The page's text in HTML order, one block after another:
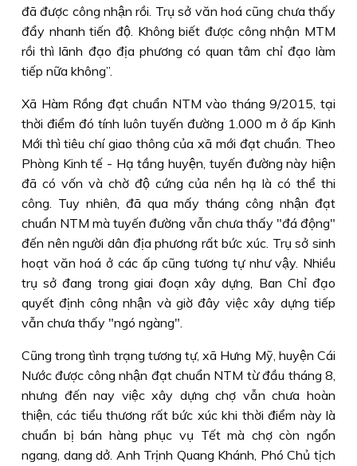
đã được công nhận rồi. Trụ sở văn hoá cũng chưa thấy
đẩy nhanh tiến độ. Không biết được công nhận MTM
rồi thì lãnh đạo địa phương có quan tâm chỉ đạo làm
tiếp nữa không”.
Xã Hàm Rồng đạt chuẩn NTM vào tháng 9/2015, tại
thời điểm đó tính luôn tuyến đường 1.000 m ở ấp Kinh
Mới thì tiêu chí giao thông của xã mới đạt chuẩn. Theo
Phòng Kinh tế - Hạ tầng huyện, tuyến đường này hiện
đã có vốn và chờ độ cứng của nền hạ là có thể thi
công. Tuy nhiên, đã qua mấy tháng công nhận đạt
chuẩn NTM mà tuyến đường vẫn chưa thấy "đá động"
đến nên người dân địa phương rất bức xúc. Trụ sở sinh
hoạt văn hoá ở các ấp cũng tương tự như vậy. Nhiều
trụ sở đang trong giai đoạn xây dựng, Ban Chỉ đạo
quyết định công nhận và giờ đây việc xây dựng tiếp
vẫn chưa thấy "ngó ngàng".
Cũng trong tình trạng tương tự, xã Hưng Mỹ, huyện Cái
Nước được công nhận đạt chuẩn NTM từ đầu tháng 8,
nhưng đến nay việc xây dựng chợ vẫn chưa hoàn
thiện, các tiểu thương rất bức xúc khi thời điểm này là
chuẩn bị bán hàng phục vụ Tết mà chợ còn ngổn
ngang, dang dở. Anh Trịnh Quang Khánh, Phó Chủ tịch